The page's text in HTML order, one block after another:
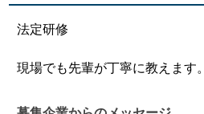
法定研修
現場でも先輩が丁寧に教えます。